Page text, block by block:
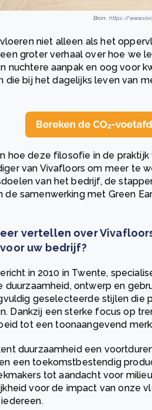
Bron: https://
niet alleen als het
groter verhaal over hoe we
nuchtere aanpak en oog voor
die bij het dagelijks leven van
hoe deze filosofie in de
van Vivafloors om meer te
van het bedrijf, de
de samenwerking met Green
vertellen over
uw bedrijf?
in 2010 in Twente,
duurzaamheid, ontwerp en
geselecteerde stijlen die
Dankzij een sterke focus op
tot een toonaangevend
duurzaamheid een
een toekomstbestendig
tot aandacht voor
voor de impact van onze